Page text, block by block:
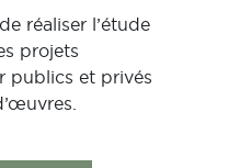
réaliser l’étude
projets
publics et privés